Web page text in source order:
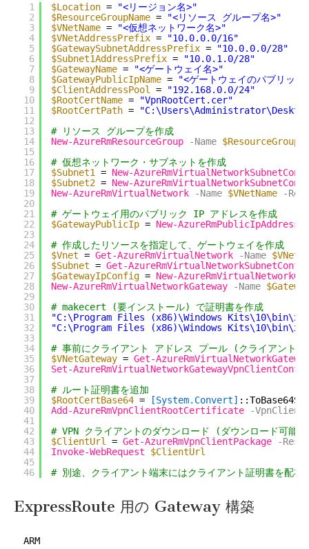
1
2
3
4
5
6
7
8
9
10
11
12
13
14
15
16
17
18
19
20
21
22
23
24
25
26
27
28
29
30
31
32
33
34
35
36
37
38
39
40
41
42
43
44
45
46
$Location =
"<リージョン名>"
$ResourceGroupName =
"<リソース グループ名>"
$VNetName =
"<仮想ネットワーク名>"
$VNetAddressPrefix =
"10.0.0.0/16"
$GatewaySubnetAddressPrefix =
"10.0.0.0/28"
$Subnet1AddressPrefix =
"10.0.1.0/28"
$GatewayName =
"<ゲートウェイ名>"
$GatewayPublicIpName =
"<ゲートウェイのパブリッ
$ClientAddressPool
=
"192.168.0.0/24"
$RootCertName =
"VpnRootCert.cer"
$RootCertPath =
# リソース グループを作成
New-AzureRmResourceGroup
-Name
# 仮想ネットワーク・サブネットを作成
$Subnet1
= New-
$Subnet2 = New-
New-AzureRmVirtualNetwork
-Name $VNetName
-
# ゲートウェイ用のパブリック IP アドレスを作成
$GatewayPublicIp = New-AzureRmPublicIpAddress
# 作成したリソースを指定して、ゲートウェイを作成
$Vnet = Get-AzureRmVirtualNetwork -Name
$Subnet = Get-
$GatewayIpConfig = New-
New-AzureRmVirtualNetworkGateway
-Name
# makecert (要インストール) で証明書を作成
"C:\Program Files (x86)\Windows
"C:\Program Files (x86)\Windows
# 事前にクライアント アドレス プール (クライアント
$VNetGateway = Get-
Set-
# ルート証明書を追加
$RootCertBase64 = [System.Convert]
Add-AzureRmVpnClientRootCertificate
-
# VPN クライアントのダウンロード (ダウンロード可能
$ClientUrl
= Get-AzureRmVpnClientPackage
-
Invoke-WebRequest
$ClientUrl
# 別途、クライアント端末にはクライアント証明書を配布
ExpressRoute 用の Gateway 構築
ARM